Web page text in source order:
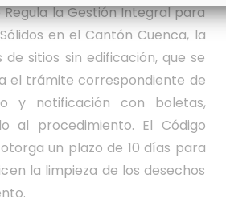
la Gestión Integral para
en el Cantón Cuenca, la
sitios sin edificación, que se
el trámite correspondiente de
y notificación con boletas,
al procedimiento. El Código
un plazo de 10 días para
la limpieza de los desechos